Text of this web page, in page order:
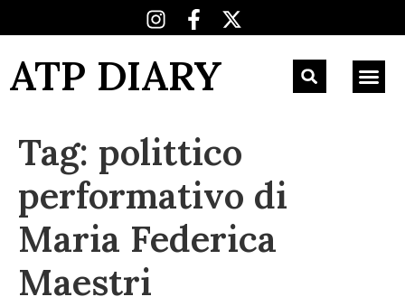
ATP DIARY
Tag: polittico
performativo di
Maria Federica
Maestri